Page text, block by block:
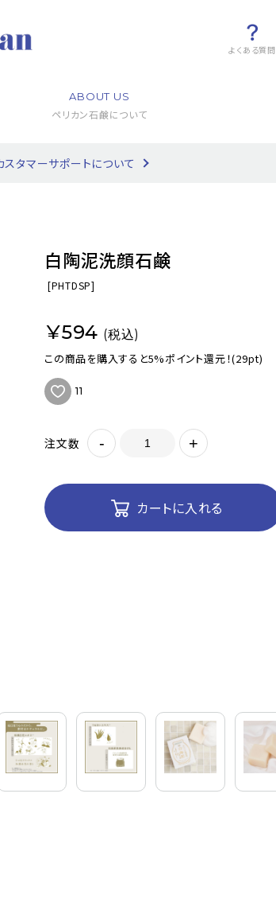
よくある質問
ABOUT US
ペリカン石鹸について
タマーサポートについて
白陶泥洗顔石鹸
[PHTDSP]
¥594 (税込)
この商品を購入すると5%ポイント還元！(29pt)
11
注文数 - +
カートに入れる